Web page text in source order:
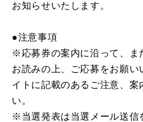
お知らせいたします。
●注意事項
※応募券の案内に沿って、ま
お読みの上、ご応募をお願い
イトに記載のあるご注意、案
い。
※当選発表は当選メール送信